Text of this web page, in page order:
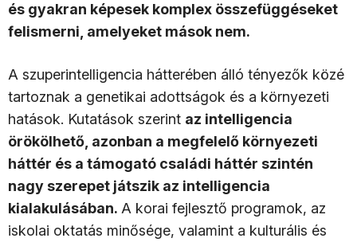
és gyakran képesek komplex összefüggéseket
felismerni, amelyeket mások nem.
A szuperintelligencia hátterében álló tényezők közé
tartoznak a genetikai adottságok és a környezeti
hatások. Kutatások szerint az intelligencia
örökölhető, azonban a megfelelő környezeti
háttér és a támogató családi háttér szintén
nagy szerepet játszik az intelligencia
kialakulásában. A korai fejlesztő programok, az
iskolai oktatás minősége, valamint a kulturális és